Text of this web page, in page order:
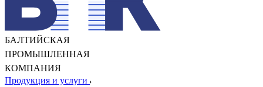
БАЛТИЙСКАЯ
ПРОМЫШЛЕННАЯ
КОМПАНИЯ
Продукция и услуги